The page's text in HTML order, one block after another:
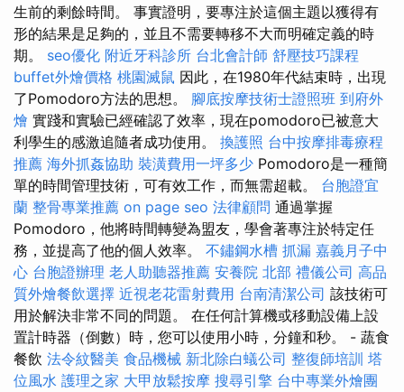
生前的剩餘時間。 事實證明，要專注於這個主題以獲得有
形的結果是足夠的，並且不需要轉移不大而明確定義的時
期。 seo優化 附近牙科診所 台北會計師 舒壓技巧課程
buffet外燴價格 桃園滅鼠 因此，在1980年代結束時，出現
了Pomodoro方法的思想。 腳底按摩技術士證照班 到府外
燴 實踐和實驗已經確認了效率，現在pomodoro已被意大
利學生的感激追隨者成功使用。 換護照 台中按摩排毒療程
推薦 海外抓姦協助 裝潢費用一坪多少 Pomodoro是一種簡
單的時間管理技術，可有效工作，而無需超載。 台胞證宜
蘭 整骨專業推薦 on page seo 法律顧問 通過掌握
Pomodoro，他將時間轉變為盟友，學會著專注於特定任
務，並提高了他的個人效率。 不鏽鋼水槽 抓漏 嘉義月子中
心 台胞證辦理 老人助聽器推薦 安養院 北部 禮儀公司 高品
質外燴餐飲選擇 近視老花雷射費用 台南清潔公司 該技術可
用於解決非常不同的問題。 在任何計算機或移動設備上設
置計時器（倒數）時，您可以使用小時，分鐘和秒。 - 蔬食
餐飲 法令紋醫美 食品機械 新北除白蟻公司 整復師培訓 塔
位風水 護理之家 大甲放鬆按摩 搜尋引擎 台中專業外燴團